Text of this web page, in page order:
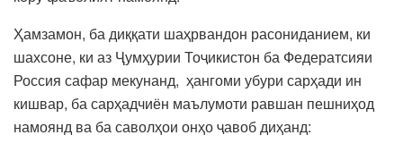
Ҳамзамон, ба диққати шаҳрвандон расониданием, ки
шахсоне, ки аз Ҷумҳурии Тоҷикистон ба Федератсияи
Россия сафар мекунанд, ҳангоми убури сарҳади ин
кишвар, ба сарҳадчиён маълумоти равшан пешниҳод
намоянд ва ба саволҳои онҳо ҷавоб диҳанд: